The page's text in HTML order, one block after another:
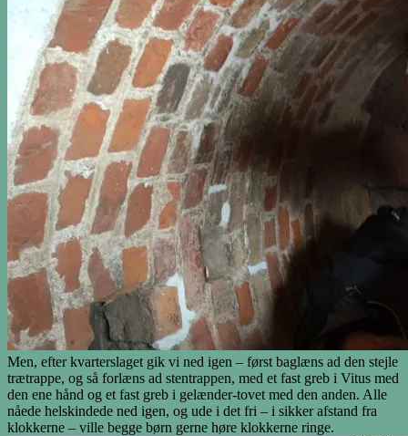
Men, efter kvarterslaget gik vi ned igen – først baglæns ad den stejle
trætrappe, og så forlæns ad stentrappen, med et fast greb i Vitus med
den ene hånd og et fast greb i gelænder-tovet med den anden. Alle
nåede helskindede ned igen, og ude i det fri – i sikker afstand fra
klokkerne – ville begge børn gerne høre klokkerne ringe.